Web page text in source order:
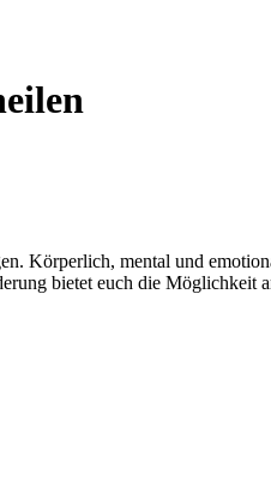
Körperlich, mental und
bietet euch die